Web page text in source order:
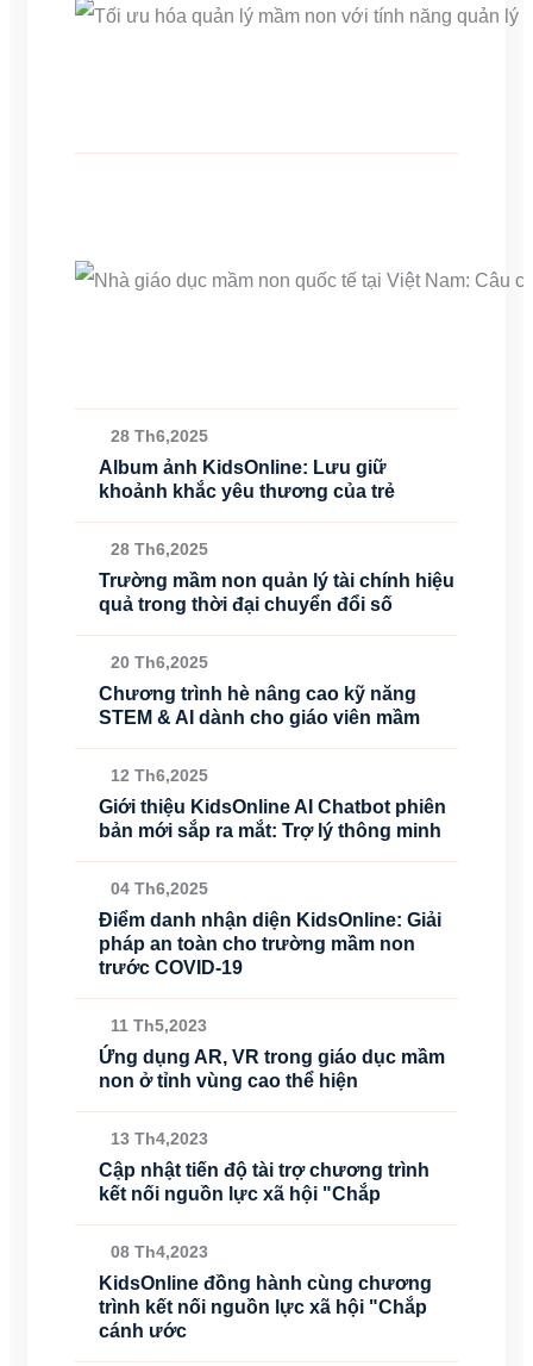
28 Th6,2025
Album ảnh KidsOnline: Lưu giữ
khoảnh khắc yêu thương của trẻ
28 Th6,2025
Trường mầm non quản lý tài chính hiệu
quả trong thời đại chuyển đổi số
20 Th6,2025
Chương trình hè nâng cao kỹ năng
STEM & AI dành cho giáo viên mầm
12 Th6,2025
Giới thiệu KidsOnline AI Chatbot phiên
bản mới sắp ra mắt: Trợ lý thông minh
04 Th6,2025
Điểm danh nhận diện KidsOnline: Giải
pháp an toàn cho trường mầm non
trước COVID-19
11 Th5,2023
Ứng dụng AR, VR trong giáo dục mầm
non ở tỉnh vùng cao thể hiện
13 Th4,2023
Cập nhật tiến độ tài trợ chương trình
kết nối nguồn lực xã hội "Chắp
08 Th4,2023
KidsOnline đồng hành cùng chương
trình kết nối nguồn lực xã hội "Chắp
cánh ước